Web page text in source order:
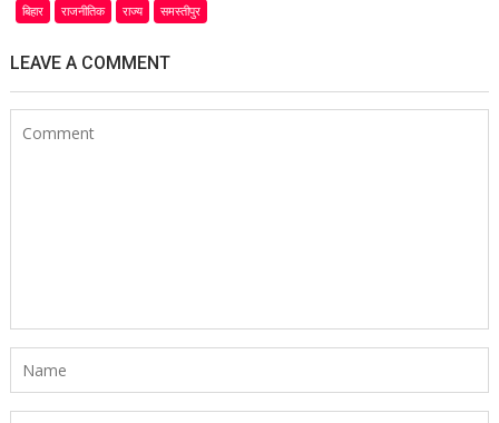
बिहार राजनीतिक राज्य समस्तीपुर
LEAVE A COMMENT